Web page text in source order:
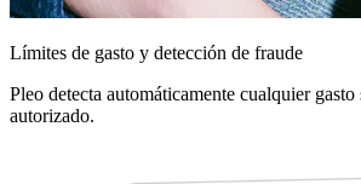
Límites de gasto y detección de fraude
Pleo detecta automáticamente cualquier gasto
autorizado.